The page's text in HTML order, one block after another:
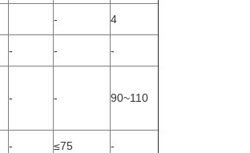
- 4
- - -
- -
90~110
- ≤75
-